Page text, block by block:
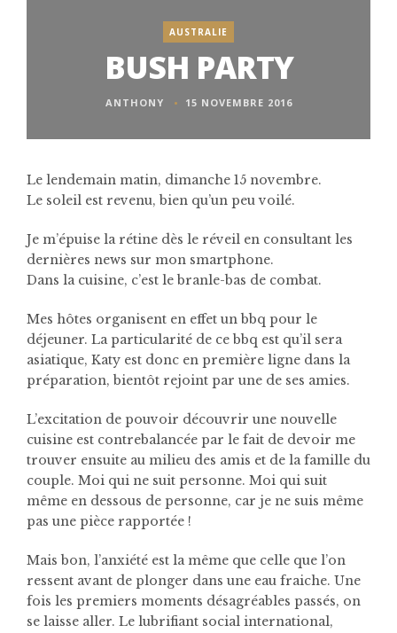
AUSTRALIE
BUSH PARTY
ANTHONY 15 NOVEMBRE 2016
Le lendemain matin, dimanche 15 novembre.
Le soleil est revenu, bien qu’un peu voilé.
Je m’épuise la rétine dès le réveil en consultant les
dernières news sur mon smartphone.
Dans la cuisine, c’est le branle-bas de combat.
Mes hôtes organisent en effet un bbq pour le
déjeuner. La particularité de ce bbq est qu’il sera
asiatique, Katy est donc en première ligne dans la
préparation, bientôt rejoint par une de ses amies.
L’excitation de pouvoir découvrir une nouvelle
cuisine est contrebalancée par le fait de devoir me
trouver ensuite au milieu des amis et de la famille du
couple. Moi qui ne suit personne. Moi qui suit
même en dessous de personne, car je ne suis même
pas une pièce rapportée !
Mais bon, l’anxiété est la même que celle que l’on
ressent avant de plonger dans une eau fraiche. Une
fois les premiers moments désagréables passés, on
se laisse aller. Le lubrifiant social international,